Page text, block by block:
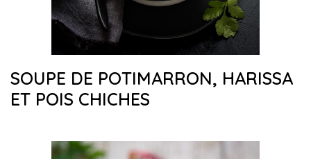
SOUPE DE POTIMARRON, HARISSA
ET POIS CHICHES